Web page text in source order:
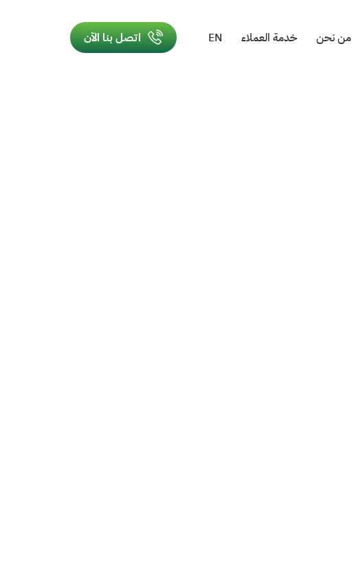
من نحن خدمة العملاء EN اتصل بنا الآن